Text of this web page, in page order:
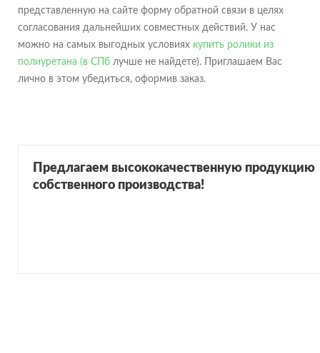
представленную на сайте форму обратной связи в целях
согласования дальнейших совместных действий. У нас
можно на самых выгодных условиях купить ролики из
полиуретана (в СПб лучше не найдете). Приглашаем Вас
лично в этом убедиться, оформив заказ.
Предлагаем высококачественную продукцию
собственного производства!